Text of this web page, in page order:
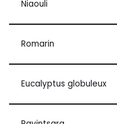
Niaouli
Romarin
Eucalyptus globuleux